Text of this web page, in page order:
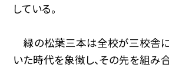
している。
緑の松葉三本は全校が三校舎
いた時代を象徴し、その先を組み